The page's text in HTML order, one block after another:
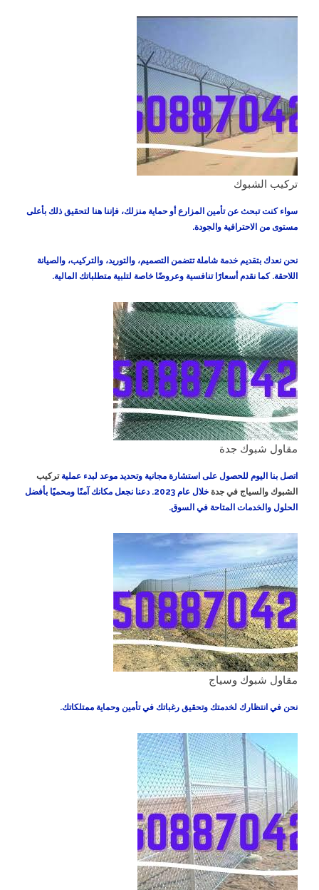
تركيب الشبوك
سواء كنت تبحث عن تأمين المزارع أو حماية منزلك، فإننا هنا لتحقيق ذلك بأعلى
مستوى من الاحترافية والجودة.
نحن نعدك بتقديم خدمة شاملة تتضمن التصميم، والتوريد، والتركيب، والصيانة
اللاحقة. كما نقدم أسعارًا تنافسية وعروضًا خاصة لتلبية متطلباتك المالية.
مقاول شبوك جدة
اتصل بنا اليوم للحصول على استشارة مجانية وتحديد موعد لبدء عملية تركيب
الشبوك والسياج في جدة
خلال عام 2023. دعنا نجعل مكانك آمنًا ومحميًا بأفضل
الحلول والخدمات المتاحة في السوق.
مقاول شبوك وسياج
نحن في انتظارك لخدمتك وتحقيق رغباتك في تأمين وحماية ممتلكاتك.